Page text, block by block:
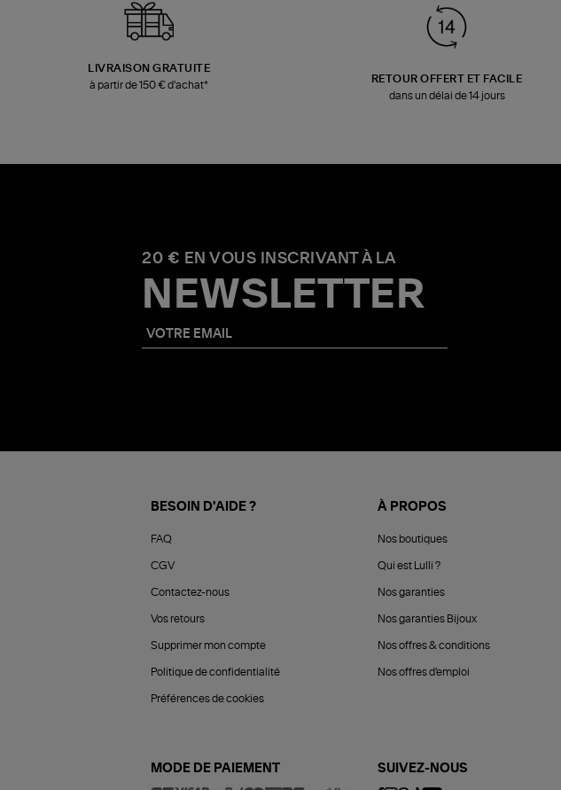
LIVRAISON GRATUITE
à partir de 150 € d'achat*
RETOUR OFFERT ET FACILE
dans un délai de 14 jours
20 € EN VOUS INSCRIVANT À LA
NEWSLETTER
BESOIN D'AIDE ?
FAQ
CGV
Contactez-nous
Vos retours
Supprimer mon compte
Politique de confidentialité
Préférences de cookies
À PROPOS
Nos boutiques
Qui est Lulli ?
Nos garanties
Nos garanties Bijoux
Nos offres & conditions
Nos offres d'emploi
MODE DE PAIEMENT SUIVEZ-NOUS